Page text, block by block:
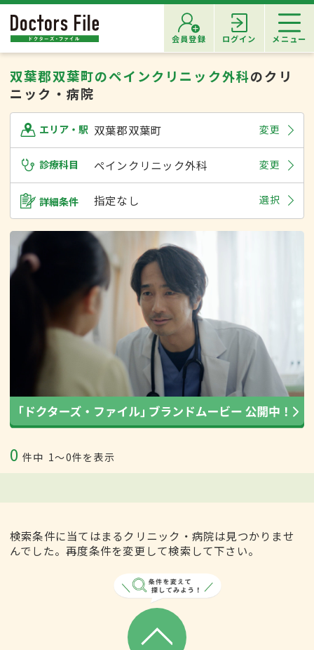
会員登録 ログイン メニュー
双葉郡双葉町のペインクリニック外科のクリ
ニック・病院
エリア・駅 双葉郡双葉町 変更
診療科目 ペインクリニック外科 変更
詳細条件 指定なし 選択
0 件中 1〜0件を表示
検索条件に当てはまるクリニック・病院は見つかりませ
んでした。再度条件を変更して検索して下さい。